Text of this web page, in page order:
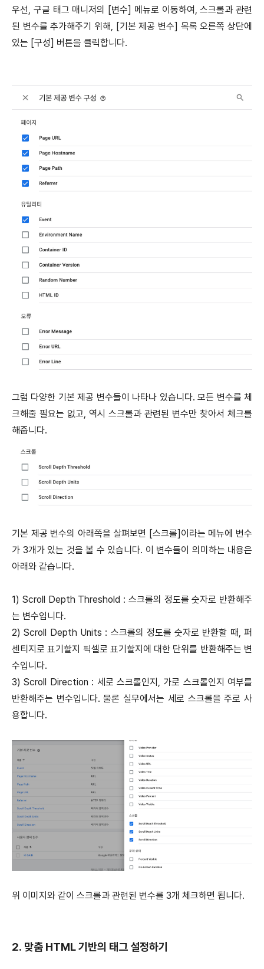
우선, 구글 태그 매니저의 [변수] 메뉴로 이동하여, 스크롤과 관련
된 변수를 추가해주기 위해, [기본 제공 변수] 목록 오른쪽 상단에
있는 [구성] 버튼을 클릭합니다.
그럼 다양한 기본 제공 변수들이 나타나 있습니다. 모든 변수를 체
크해줄 필요는 없고, 역시 스크롤과 관련된 변수만 찾아서 체크를
해줍니다.
기본 제공 변수의 아래쪽을 살펴보면 [스크롤]이라는 메뉴에 변수
가 3개가 있는 것을 볼 수 있습니다. 이 변수들이 의미하는 내용은
아래와 같습니다.
1) Scroll Depth Threshold : 스크롤의 정도를 숫자로 반환해주
는 변수입니다.
2) Scroll Depth Units : 스크롤의 정도를 숫자로 반환할 때, 퍼
센티지로 표기할지 픽셀로 표기할지에 대한 단위를 반환해주는 변
수입니다.
3) Scroll Direction : 세로 스크롤인지, 가로 스크롤인지 여부를
반환해주는 변수입니다. 물론 실무에서는 세로 스크롤을 주로 사
용합니다.
위 이미지와 같이 스크롤과 관련된 변수를 3개 체크하면 됩니다.
2. 맞춤 HTML 기반의 태그 설정하기